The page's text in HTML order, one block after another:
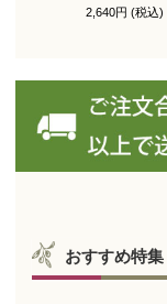
2,640円 (税込)